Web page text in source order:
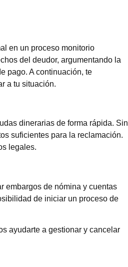
en un proceso monitorio
del deudor, argumentando la
pago. A continuación, te
a tu situación.
dinerarias de forma rápida. Sin
suficientes para la reclamación.
legales.
embargos de nómina y cuentas
de iniciar un proceso de
ayudarte a gestionar y cancelar